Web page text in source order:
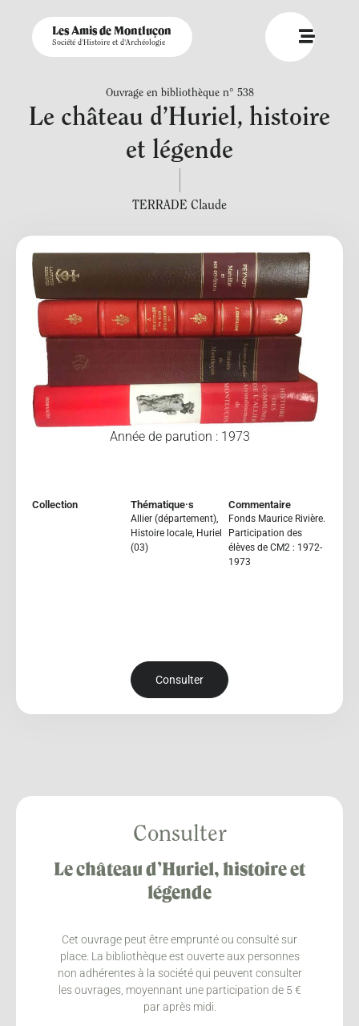
Les Amis de Montluçon
Société d'Histoire et d'Archéologie
Ouvrage en bibliothèque n° 538
Le château d’Huriel, histoire
et légende
TERRADE Claude
Année de parution : 1973
Collection Thématique·s
Allier (département),
Histoire locale, Huriel
(03)
Commentaire
Fonds Maurice Rivière.
Participation des
élèves de CM2 : 1972-
1973
Consulter
Consulter
Le château d’Huriel, histoire et
légende
Cet ouvrage peut être emprunté ou consulté sur
place. La bibliothèque est ouverte aux personnes
non adhérentes à la société qui peuvent consulter
les ouvrages, moyennant une participation de 5 €
par après midi.